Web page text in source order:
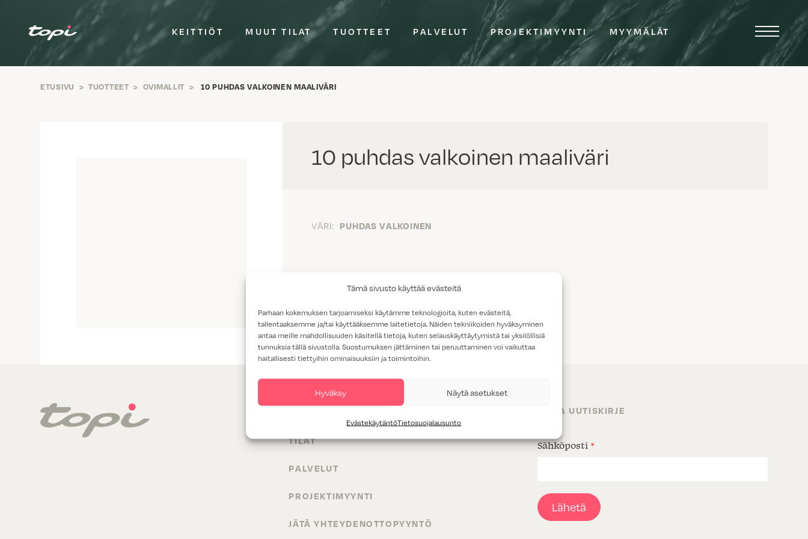
Tämä sivusto käyttää evästeitä
Parhaan kokemuksen tarjoamiseksi käytämme teknologioita, kuten evästeitä,
tallentaaksemme ja/tai käyttääksemme laitetietoja. Näiden tekniikoiden hyväksyminen
antaa meille mahdollisuuden käsitellä tietoja, kuten selauskäyttäytymistä tai yksilöllisiä
tunnuksia tällä sivustolla. Suostumuksen jättäminen tai peruuttaminen voi vaikuttaa
haitallisesti tiettyihin ominaisuuksiin ja toimintoihin.
Hyväksy Näytä asetukset
EvästekäytäntöTietosuojalausunto
KEITTIÖT MUUT TILAT TUOTTEET PALVELUT PROJEKTIMYYNTI MYYMÄLÄT
ETUSIVU > TUOTTEET > OVIMALLIT > 10 PUHDAS VALKOINEN MAALIVÄRI
10 puhdas valkoinen maaliväri
VÄRI: PUHDAS VALKOINEN
TILAT
PALVELUT
PROJEKTIMYYNTI
JÄTÄ YHTEYDENOTTOPYYNTÖ
TILAA UUTISKIRJE
Sähköposti *
Lähetä